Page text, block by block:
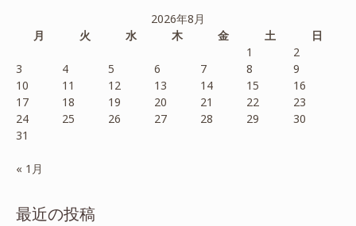
2026年8月
月
火 水 木 金 土
日
1
2
3
4 5 6 7 8
9
10
11 12 13 14 15
16
17
18 19 20 21 22
23
24
25 26 27 28 29
30
31
« 1月
最近の投稿